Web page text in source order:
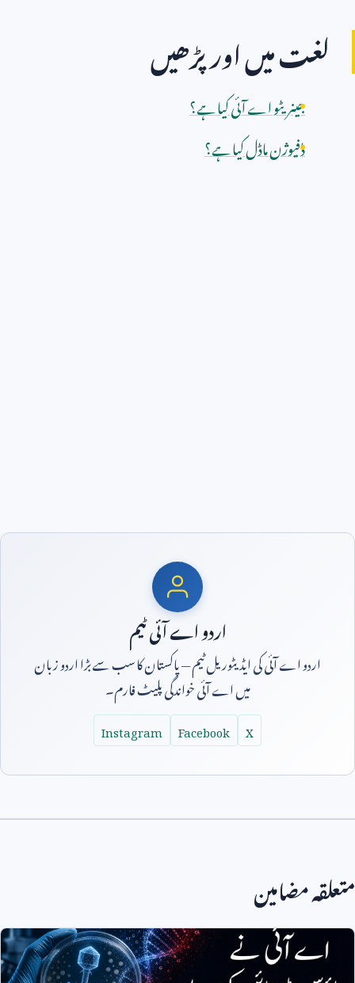
لغت میں اور پڑھیں
جینریٹو اے آئی کیا ہے؟
ڈفیوژن ماڈل کیا ہے؟
اردو اے آئی ٹیم
اردو اے آئی کی ایڈیٹوریل ٹیم — پاکستان کا سب سے بڑا اردو زبان
میں اے آئی خواندگی پلیٹ فارم۔
X
Facebook
Instagram
متعلقہ مضامین